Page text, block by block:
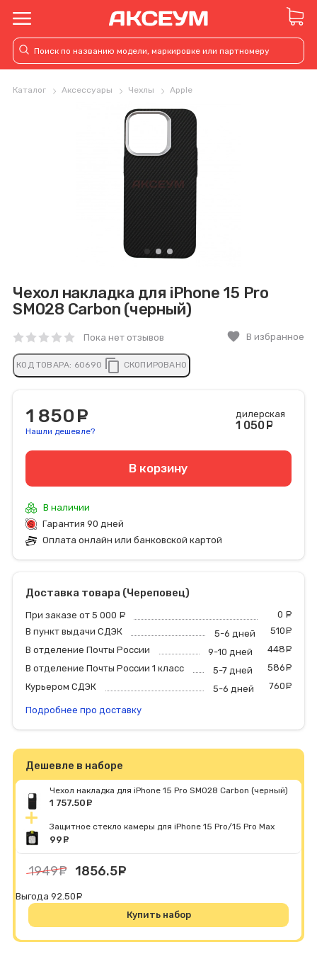
Каталог Аксессуары Чехлы Apple
Чехол накладка для iPhone 15 Pro
SM028 Carbon (черный)
Пока нет отзывов favorite В избранное
КОД ТОВАРА: 60690 content_copy СКОПИРОВАНО
1 850
Нашли дешевле?
дилерская
1 050
В корзину
В наличии
Гарантия 90 дней
Оплата онлайн или банковской картой
Доставка товара (Череповец)
При заказе от 5 000 0
В пункт выдачи СДЭК
5-6 дней 510
В отделение Почты России
9-10 дней 448
В отделение Почты России 1 класс
5-7 дней 586
Курьером СДЭК
5-6 дней 760
Подробнее про доставку
Дешевле в наборе
Чехол накладка для iPhone 15 Pro SM028 Carbon (черный)
1 757.50
Защитное стекло камеры для iPhone 15 Pro/15 Pro Max
99
1949 руб.
1856.5
Выгода 92.50
Купить набор